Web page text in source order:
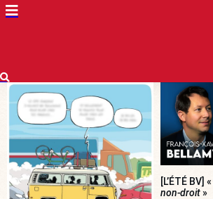
[L’ÉTÉ BV] «
non-droit»